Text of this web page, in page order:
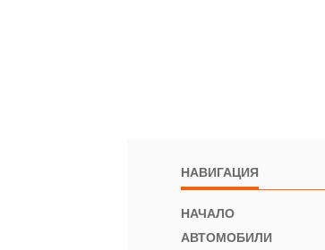
НАВИГАЦИЯ
НАЧАЛО
АВТОМОБИЛИ